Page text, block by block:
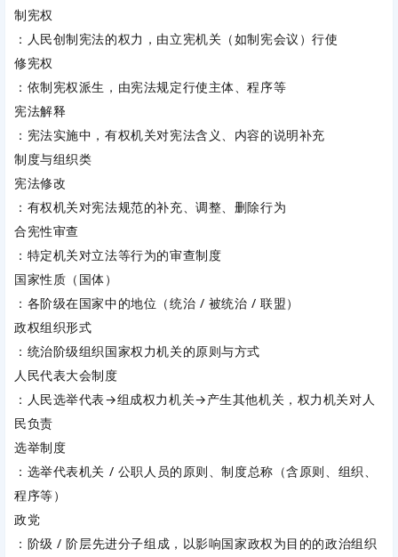
制宪权
：人民创制宪法的权力，由立宪机关（如制宪会议）行使
修宪权
：依制宪权派生，由宪法规定行使主体、程序等
宪法解释
：宪法实施中，有权机关对宪法含义、内容的说明补充
制度与组织类
宪法修改
：有权机关对宪法规范的补充、调整、删除行为
合宪性审查
：特定机关对立法等行为的审查制度
国家性质（国体）
：各阶级在国家中的地位（统治 / 被统治 / 联盟）
政权组织形式
：统治阶级组织国家权力机关的原则与方式
人民代表大会制度
：人民选举代表→组成权力机关→产生其他机关，权力机关对人
民负责
选举制度
：选举代表机关 / 公职人员的原则、制度总称（含原则、组织、
程序等）
政党
：阶级 / 阶层先进分子组成，以影响国家政权为目的的政治组织